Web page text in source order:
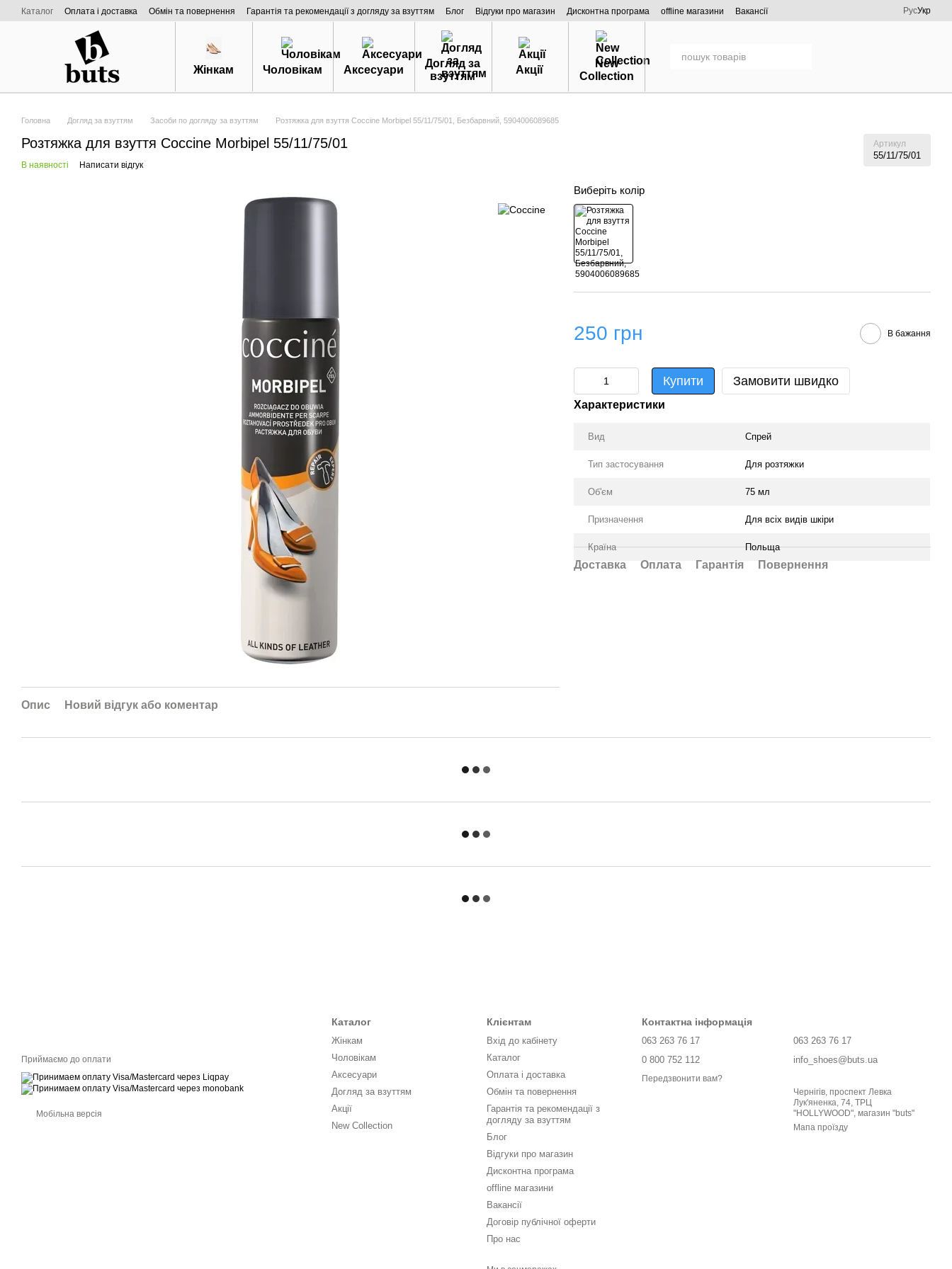
Перейти к основному контенту
Каталог Оплата і доставка Обмін та повернення Гарантія та рекомендації з догляду за взуттям Блог Відгуки про магазин Дисконтна програма offline магазини
Вакансії
Про нас
РусУкр
Жінкам Чоловікам Аксесуари
Догляд за
взуттям
Акції
New
Collection
Головна Догляд за взуттям Засоби по догляду за взуттям Розтяжка для взуття Coccine Morbipel 55/11/75/01, Безбарвний, 5904006089685
Розтяжка для взуття Coccine Morbipel 55/11/75/01 Артикул
55/11/75/01
В наявності Написати відгук
Опис Новий відгук або коментар
Виберіть колір
250 грн В бажання
Купити Замовити швидко
Характеристики
Вид Спрей
Тип застосування Для розтяжки
Об'єм 75 мл
Призначення Для всіх видів шкіри
Країна Польща
Доставка Оплата Гарантія Повернення
Приймаємо до оплати
Мобільна версія
Каталог
Жінкам
Чоловікам
Аксесуари
Догляд за взуттям
Акції
New Collection
Клієнтам
Вхід до кабінету
Каталог
Оплата і доставка
Обмін та повернення
Гарантія та рекомендації з
догляду за взуттям
Блог
Відгуки про магазин
Дисконтна програма
offline магазини
Вакансії
Договір публічної оферти
Про нас
Контактна інформація
063 263 76 17
0 800 752 112
Передзвонити вам?
063 263 76 17
info_shoes@buts.ua
Чернігів, проспект Левка
Лук'яненка, 74, ТРЦ
"HOLLYWOOD", магазин "buts"
Мапа проїзду